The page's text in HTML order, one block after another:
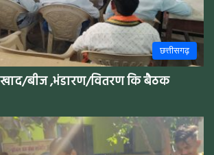
छत्तीसगढ़
खाद/बीज ,भंडारण/वितरण कि बैठक